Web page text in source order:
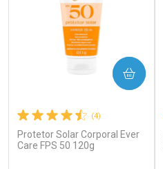
(4)
Protetor Solar Corporal Ever
Care FPS 50 120g
COMPRAR